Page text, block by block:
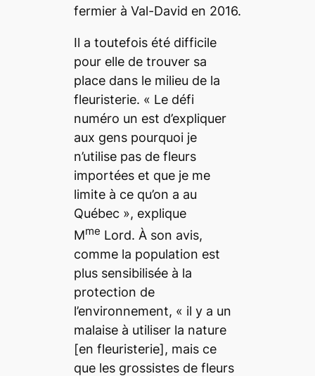
fermier à Val-David en 2016.
Il a toutefois été difficile
pour elle de trouver sa
place dans le milieu de la
fleuristerie. « Le défi
numéro un est d’expliquer
aux gens pourquoi je
n’utilise pas de fleurs
importées et que je me
limite à ce qu’on a au
Québec », explique
Mme Lord. À son avis,
comme la population est
plus sensibilisée à la
protection de
l’environnement, « il y a un
malaise à utiliser la nature
[en fleuristerie], mais ce
que les grossistes de fleurs